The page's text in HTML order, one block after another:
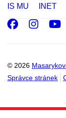
IS MU INET
© 2026
Správce stránek